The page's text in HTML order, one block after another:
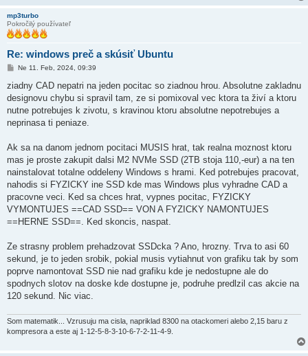
mp3turbo
Pokročilý používateľ
Re: windows preč a skúsiť Ubuntu
P
í
p
e
o
Ne 11. Feb, 2024, 09:39
ziadny CAD nepatri na jeden pocitac so ziadnou hrou. Absolutne zakladnu
designovu chybu si spravil tam, ze si pomixoval vec ktora ta živí a ktoru
nutne potrebujes k zivotu, s kravinou ktoru absolutne nepotrebujes a
neprinasa ti peniaze.
Ak sa na danom jednom pocitaci MUSIS hrat, tak realna moznost ktoru
mas je proste zakupit dalsi M2 NVMe SSD (2TB stoja 110,-eur) a na ten
nainstalovat totalne oddeleny Windows s hrami. Ked potrebujes pracovat,
nahodis si FYZICKY ine SSD kde mas Windows plus vyhradne CAD a
pracovne veci. Ked sa chces hrat, vypnes pocitac, FYZICKY
VYMONTUJES ==CAD SSD== VON A FYZICKY NAMONTUJES
==HERNE SSD==. Ked skoncis, naspat.
Ze strasny problem prehadzovat SSDcka ? Ano, hrozny. Trva to asi 60
sekund, je to jeden srobik, pokial musis vytiahnut von grafiku tak by som
poprve namontovat SSD nie nad grafiku kde je nedostupne ale do
spodnych slotov na doske kde dostupne je, podruhe predlzil cas akcie na
120 sekund. Nic viac.
Som matematik... Vzrusuju ma cisla, napriklad 8300 na otackomeri alebo 2,15 baru z
kompresora a este aj 1-12-5-8-3-10-6-7-2-11-4-9.